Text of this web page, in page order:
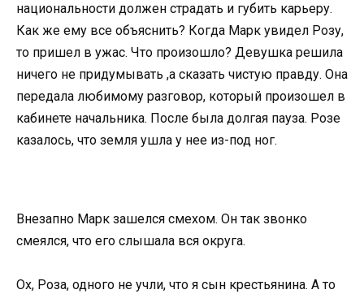
национальности должен страдать и губить карьеру.
Как же ему все объяснить? Когда Марк увидел Розу,
то пришел в ужас. Что произошло? Девушка решила
ничего не придумывать ,а сказать чистую правду. Она
передала любимому разговор, который произошел в
кабинете начальника. После была долгая пауза. Розе
казалось, что земля ушла у нее из-под ног.
Внезапно Марк зашелся смехом. Он так звонко
смеялся, что его слышала вся округа.
Ох, Роза, одного не учли, что я сын крестьянина. А то